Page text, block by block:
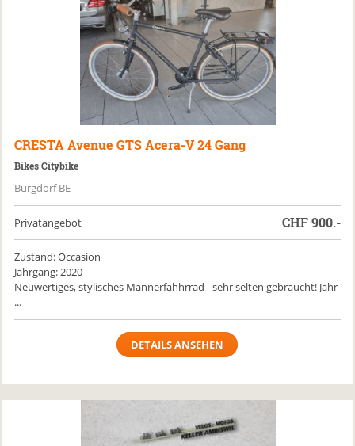
CRESTA Avenue GTS Acera-V 24 Gang
Bikes Citybike
Burgdorf BE
Privatangebot CHF900.-
Zustand: Occasion
Jahrgang: 2020
Neuwertiges, stylisches Männerfahhrrad - sehr selten gebraucht! Jahr
...
DETAILS ANSEHEN